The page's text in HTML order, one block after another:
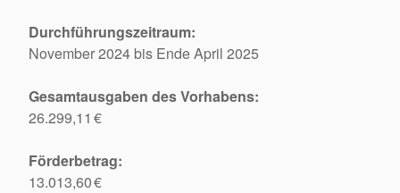
Durchführungszeitraum:
November 2024 bis Ende April 2025
Gesamtausgaben des Vorhabens:
26.299,11 €
Förderbetrag:
13.013,60 €